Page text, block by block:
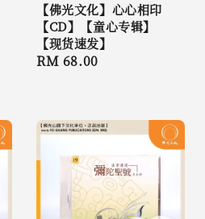
【佛光文化】心心相印
【CD】【童心专辑】
【现货速发】
Regular
RM 68.00